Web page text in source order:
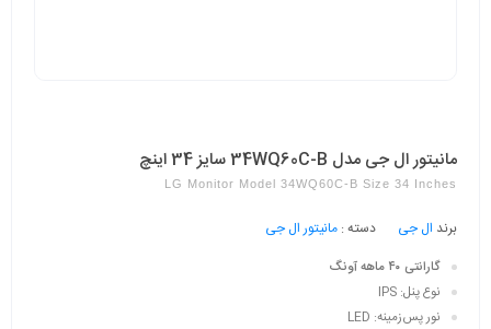
مانیتور ال جی مدل 34WQ60C-B سایز 34 اینچ
LG Monitor Model 34WQ60C-B Size 34 Inches
برند ال جی دسته : مانیتور ال جی
گارانتی ۴۰ ماهه آونگ
نوع پنل: IPS
نور پس‌زمینه: LED